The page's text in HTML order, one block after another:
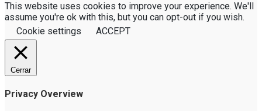
This website uses cookies to improve your experience. We'll
assume you're ok with this, but you can opt-out if you wish.
Cookie settings
ACCEPT
Cerrar
Privacy Overview